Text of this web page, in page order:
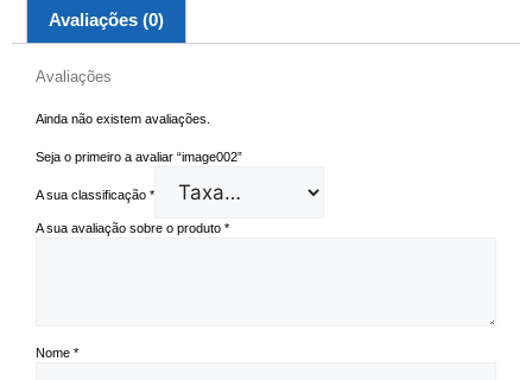
Avaliações (0)
Avaliações
Ainda não existem avaliações.
Seja o primeiro a avaliar “image002”
A sua classificação *
A sua avaliação sobre o produto *
Nome *